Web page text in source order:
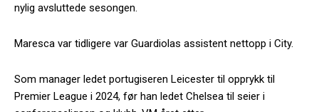
nylig avsluttede sesongen.
Maresca var tidligere var Guardiolas assistent nettopp i City.
Som manager ledet portugiseren Leicester til opprykk til
Premier League i 2024, før han ledet Chelsea til seier i